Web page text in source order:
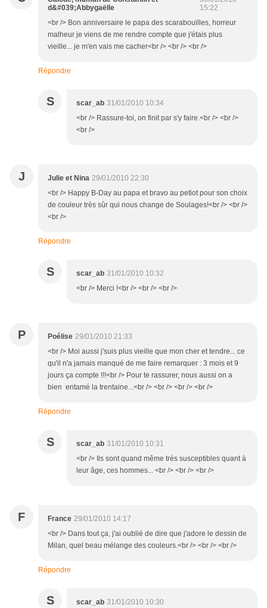
d&#039;Abbygaëlle
15:22
<br /> Bon anniversaire le papa des scarabouilles, horreur
malheur je viens de me rendre compte que j'étais plus
vieille... je m'en vais me cacher<br /> <br /> <br />
Répondre
S scar_ab 31/01/2010 10:34
<br /> Rassure-toi, on finit par s'y faire.<br /> <br />
<br />
J Julie et Nina 29/01/2010 22:30
<br /> Happy B-Day au papa et bravo au petiot pour son choix
de couleur très sûr qui nous change de Soulages!<br /> <br />
<br />
Répondre
S scar_ab 31/01/2010 10:32
<br /> Merci !<br /> <br /> <br />
P Poélise 29/01/2010 21:33
<br /> Moi aussi j'suis plus vieille que mon cher et tendre... ce
qu'il n'a jamais manqué de me faire remarquer : 3 mois et 9
jours ça compte !!!<br /> Pour te rassurer, nous aussi on a
bien entamé la trentaine...<br /> <br /> <br /> <br />
Répondre
S scar_ab 31/01/2010 10:31
<br /> Ils sont quand même très susceptibles quant à
leur âge, ces hommes... <br /> <br /> <br />
F France 29/01/2010 14:17
<br /> Dans tout ça, j'ai oublié de dire que j'adore le dessin de
Milan, quel beau mélange des couleurs.<br /> <br /> <br />
Répondre
S scar_ab 31/01/2010 10:30